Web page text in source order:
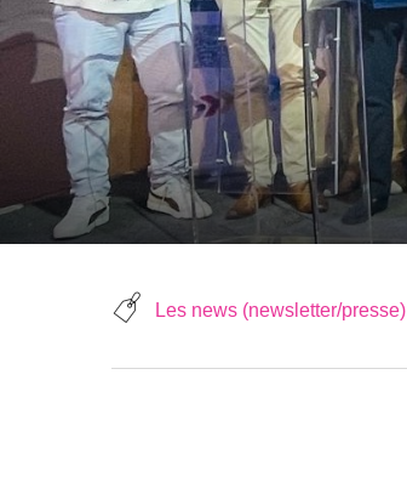
Les news (newsletter/presse)